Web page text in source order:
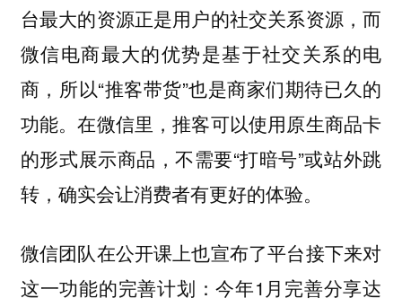
台最大的资源正是用户的社交关系资源，而
微信电商最大的优势是基于社交关系的电
商，所以“推客带货”也是商家们期待已久的
功能。在微信里，推客可以使用原生商品卡
的形式展示商品，不需要“打暗号”或站外跳
转，确实会让消费者有更好的体验。
微信团队在公开课上也宣布了平台接下来对
这一功能的完善计划：今年1月完善分享达